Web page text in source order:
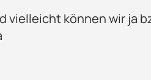
können wir ja